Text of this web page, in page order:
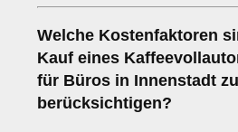
Welche Kostenfaktoren
Kauf eines
für Büros in Innenstadt zu
berücksichtigen?